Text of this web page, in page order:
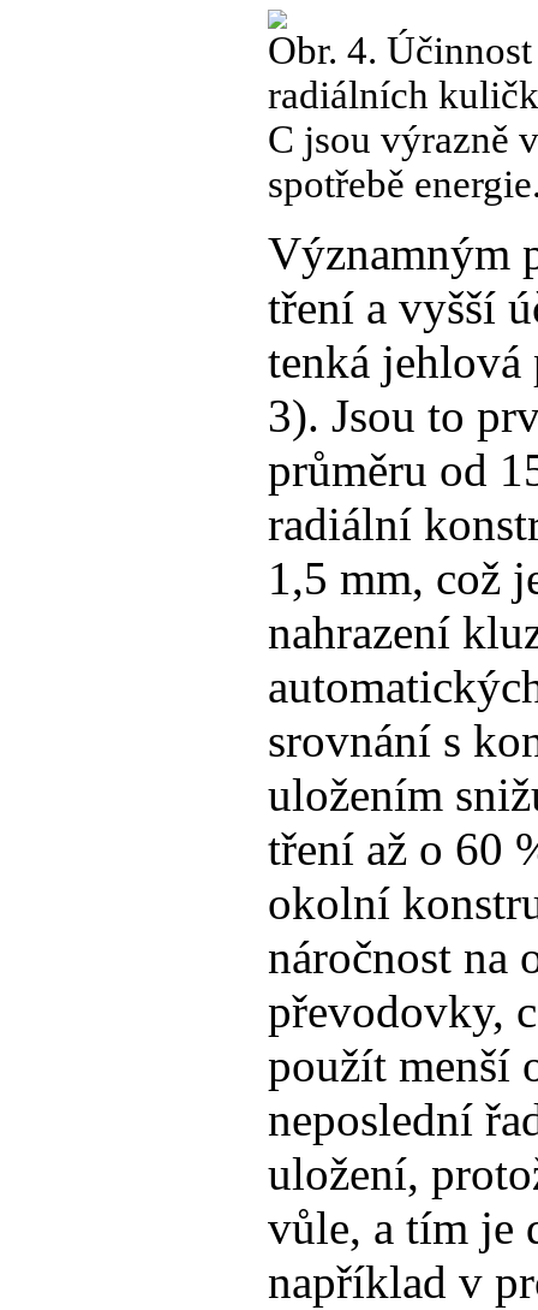
Obr. 4.
radiálních
C jsou výrazně
spotřebě
Významným
tření a vyšší
tenká
3). Jsou to
průměru od
radiální
1,5 mm, což
nahrazení
srovnání s
uložením
tření až o 60
okolní
náročnost na
převodovky,
použít menší
neposlední
uložení,
vůle, a tím je
například v